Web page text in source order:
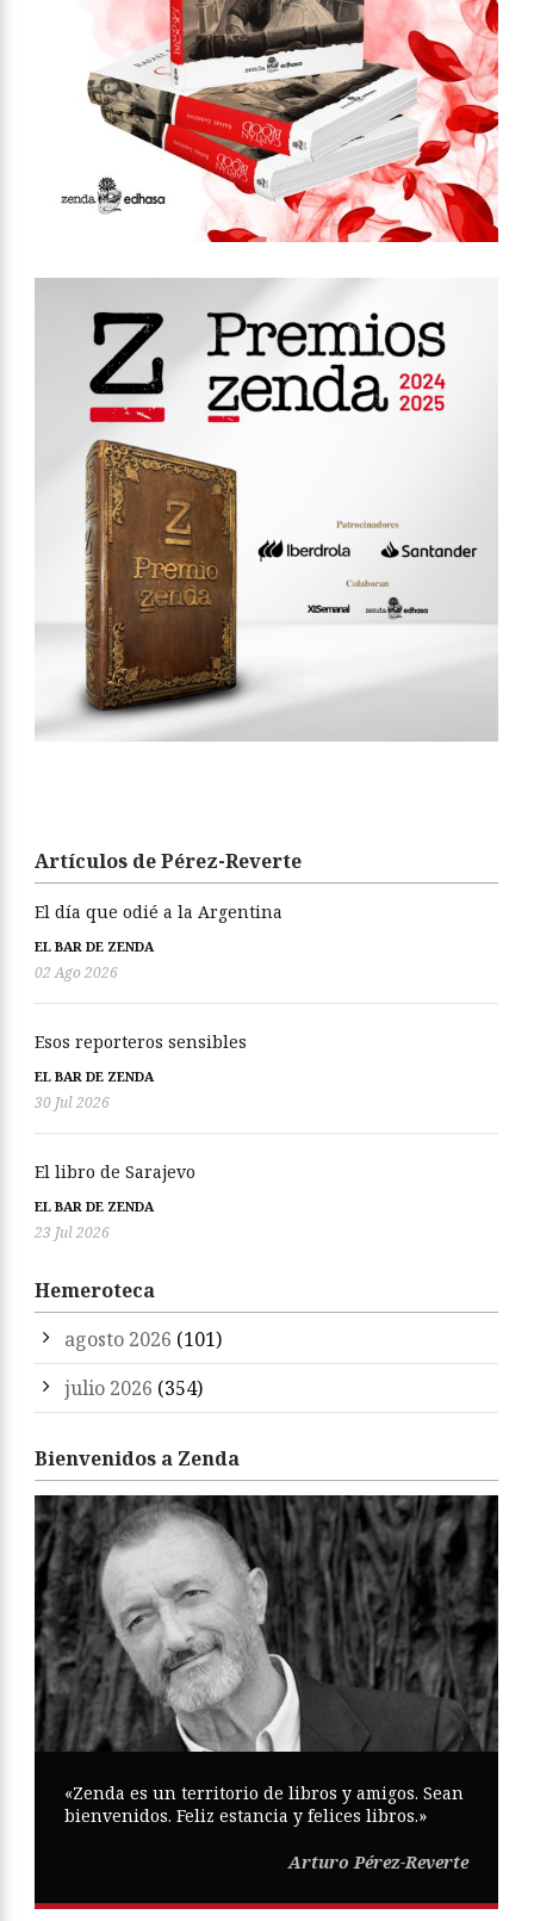
Artículos de Pérez-Reverte
El día que odié a la Argentina
EL BAR DE ZENDA
02 Ago 2026
Esos reporteros sensibles
EL BAR DE ZENDA
30 Jul 2026
El libro de Sarajevo
EL BAR DE ZENDA
23 Jul 2026
Hemeroteca
agosto 2026 (101)
julio 2026 (354)
Bienvenidos a Zenda
«Zenda es un territorio de libros y amigos. Sean
bienvenidos. Feliz estancia y felices libros.»
Arturo Pérez-Reverte